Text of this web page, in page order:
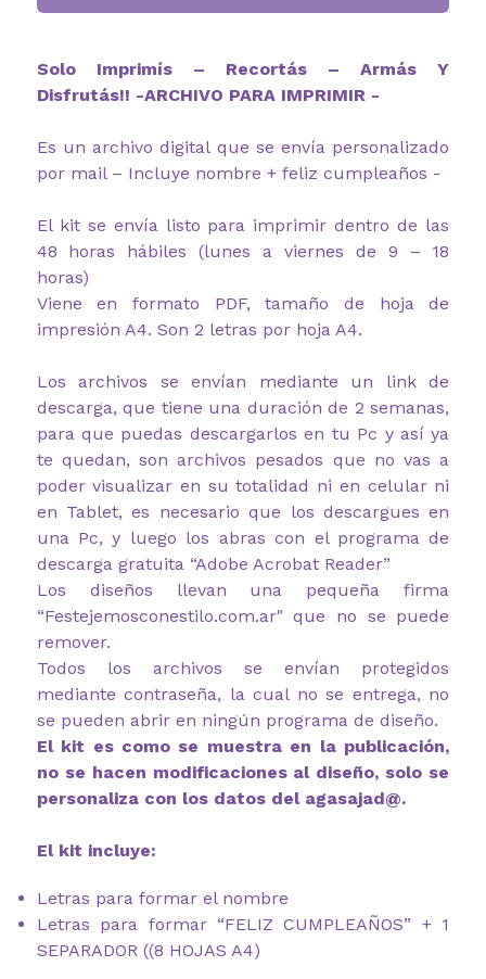
Solo Imprimís – Recortás – Armás Y
Disfrutás!! -ARCHIVO PARA IMPRIMIR -
Es un archivo digital que se envía personalizado
por mail – Incluye nombre + feliz cumpleaños -
El kit se envía listo para imprimir dentro de las
48 horas hábiles (lunes a viernes de 9 – 18
horas)
Viene en formato PDF, tamaño de hoja de
impresión A4. Son 2 letras por hoja A4.
Los archivos se envían mediante un link de
descarga, que tiene una duración de 2 semanas,
para que puedas descargarlos en tu Pc y así ya
te quedan, son archivos pesados que no vas a
poder visualizar en su totalidad ni en celular ni
en Tablet, es necesario que los descargues en
una Pc, y luego los abras con el programa de
descarga gratuita “Adobe Acrobat Reader”
Los diseños llevan una pequeña firma
“Festejemosconestilo.com.ar" que no se puede
remover.
Todos los archivos se envían protegidos
mediante contraseña, la cual no se entrega, no
se pueden abrir en ningún programa de diseño.
El kit es como se muestra en la publicación,
no se hacen modificaciones al diseño, solo se
personaliza con los datos del agasajad@.
El kit incluye:
Letras para formar el nombre
Letras para formar “FELIZ CUMPLEAÑOS” + 1
SEPARADOR ((8 HOJAS A4)